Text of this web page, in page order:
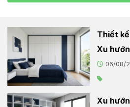
Thiết
Xu
sống06/08/
Xu